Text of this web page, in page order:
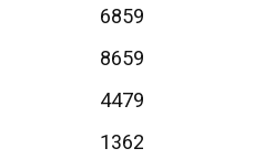
6859
8659
4479
1362